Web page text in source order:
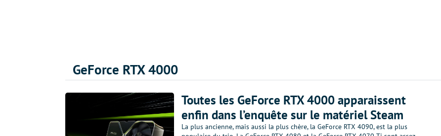
GeForce RTX 4000
Toutes les GeForce RTX 4000 apparaissent
enfin dans l’enquête sur le matériel Steam
La plus ancienne, mais aussi la plus chère, la GeForce RTX 4090, est la plus